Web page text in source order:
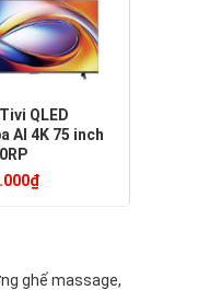
QLED
AI 4K 75 inch
ghế massage,